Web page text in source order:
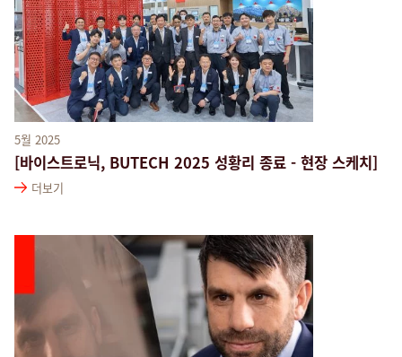
5월 2025
[바이스트로닉, BUTECH 2025 성황리 종료 - 현장 스케치]
더보기